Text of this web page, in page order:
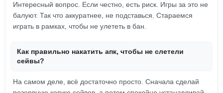
Интересный вопрос. Если честно, есть риск. Игры за это не
балуют. Так что аккуратнее, не подставься. Стараемся
играть в рамках, чтобы не улететь в бан.
Как правильно накатить апк, чтобы не слетели
сейвы?
На самом деле, всё достаточно просто. Сначала сделай